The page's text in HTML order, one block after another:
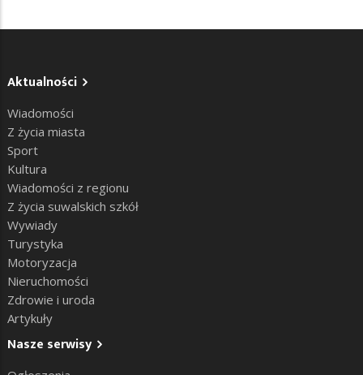
Aktualności
Wiadomości
Z życia miasta
Sport
Kultura
Wiadomości z regionu
Z życia suwalskich szkół
Wywiady
Turystyka
Motoryzacja
Nieruchomości
Zdrowie i uroda
Artykuły
Nasze serwisy